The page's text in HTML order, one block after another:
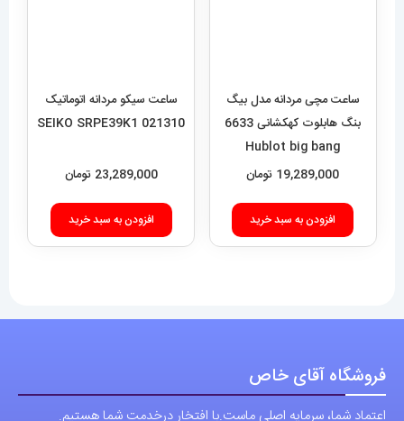
ساعت مچی مردانه مدل بیگ
بنگ هابلوت کهکشانی 6633
Hublot big bang
19,289,000 تومان
افزودن به سبد خرید
ساعت سیکو مردانه اتوماتیک
23,289,000تومان
افزودن به سبد خرید
فروشگاه آقای خاص